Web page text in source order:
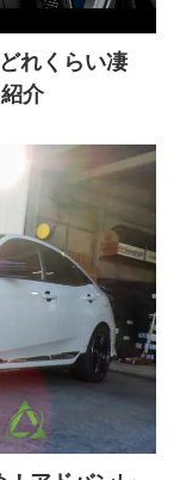
れくらい凄
介